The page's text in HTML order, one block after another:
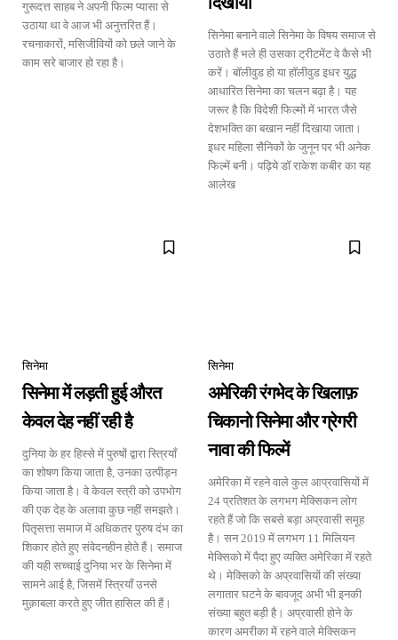
गुरूदत्त साहब ने अपनी फिल्म प्यासा से
उठाया था वे आज भी अनुत्तरित हैं।
रचनाकारों, मसिजीवियों को छले जाने के
काम सरे बाजार हो रहा है।
सिनेमा बनाने वाले सिनेमा के विषय समाज से
उठाते हैं भले ही उसका ट्रीटमेंट वे कैसे भी
करें। बॉलीवुड हो या हॉलीवुड इधर युद्ध
आधारित सिनेमा का चलन बढ़ा है। यह
जरूर है कि विदेशी फिल्मों में भारत जैसे
देशभक्ति का बखान नहीं दिखाया जाता।
इधर महिला सैनिकों के जुनून पर भी अनेक
फिल्में बनी। पढ़िये डॉ राकेश कबीर का यह
आलेख
सिनेमा
सिनेमा में लड़ती हुई औरत
केवल देह नहीं रही है
दुनिया के हर हिस्से में पुरुषों द्वारा स्त्रियॉं
का शोषण किया जाता है, उनका उत्पीड़न
किया जाता है। वे केवल स्त्री को उपभोग
की एक देह के अलावा कुछ नहीं समझते।
पितृसत्ता समाज में अधिकतर पुरुष दंभ का
शिकार होते हुए संवेदनहीन होते हैं। समाज
की यही सच्चाई दुनिया भर के सिनेमा में
सामने आई है, जिसमें स्त्रियॉं उनसे
मुक़ाबला करते हुए जीत हासिल की हैं।
सिनेमा
अमेरिकी रंगभेद के खिलाफ़
चिकानो सिनेमा और ग्रेगरी
नावा की फिल्में
अमेरिका में रहने वाले कुल आप्रवासियों में
24 प्रतिशत के लगभग मेक्सिकन लोग
रहते हैं जो कि सबसे बड़ा अप्रवासी समूह
है। सन 2019 में लगभग 11 मिलियन
मेक्सिको में पैदा हुए व्यक्ति अमेरिका में रहते
थे। मेक्सिको के अप्रवासियों की संख्या
लगातार घटने के बावजूद अभी भी इनकी
संख्या बहुत बड़ी है। अप्रवासी होने के
कारण अमरीका में रहने वाले मेक्सिकन